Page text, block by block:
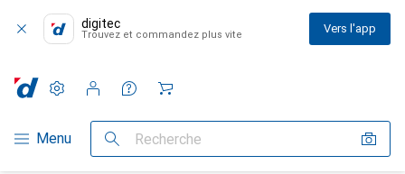
digitec
Trouvez et commandez plus vite Vers l'app
Navigation par catégorie
Menu Recherche
Paramètres
Compte client
Listes de comparaison
Listes d'envies
Panier